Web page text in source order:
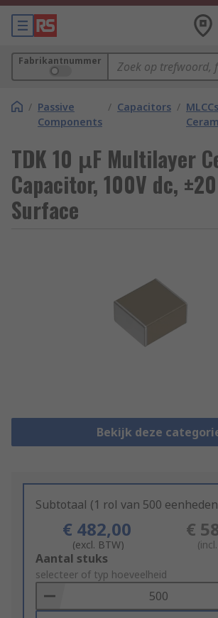
Fabrikantnummer
/ Passive
Components
/ Capacitors /
TDK 10 μF Multilayer
Capacitor, 100V dc,
Surface
Bekijk deze
Subtotaal (1 rol van 500
€ 482,00
(excl. BTW)
€
Add
to
Basket
Aantal stuks
selecteer of typ hoeveelheid